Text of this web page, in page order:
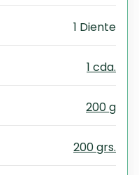
1 Diente
1 cda.
200 g
200 grs.